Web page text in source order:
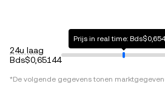
24u laag
Bds$0,65144
Prijs in real time:
*De volgende gegevens tonen